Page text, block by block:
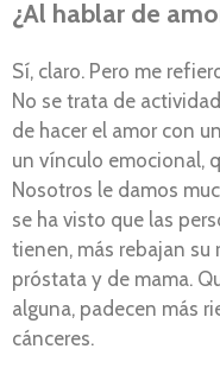
¿Al hablar de
Sí, claro. Pero me
No se trata de
de hacer el amor con
un vínculo emocional,
Nosotros le damos
se ha visto que las
tienen, más rebajan su
próstata y de mama.
alguna, padecen más
cánceres.